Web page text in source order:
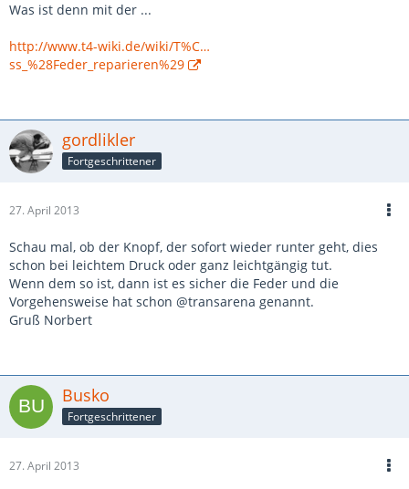
Was ist denn mit der ...
http://www.t4-wiki.de/wiki/T%C…
ss_%28Feder_reparieren%29
gordlikler
Fortgeschrittener
27. April 2013
Schau mal, ob der Knopf, der sofort wieder runter geht, dies
schon bei leichtem Druck oder ganz leichtgängig tut.
Wenn dem so ist, dann ist es sicher die Feder und die
Vorgehensweise hat schon @transarena genannt.
Gruß Norbert
Busko
Fortgeschrittener
27. April 2013